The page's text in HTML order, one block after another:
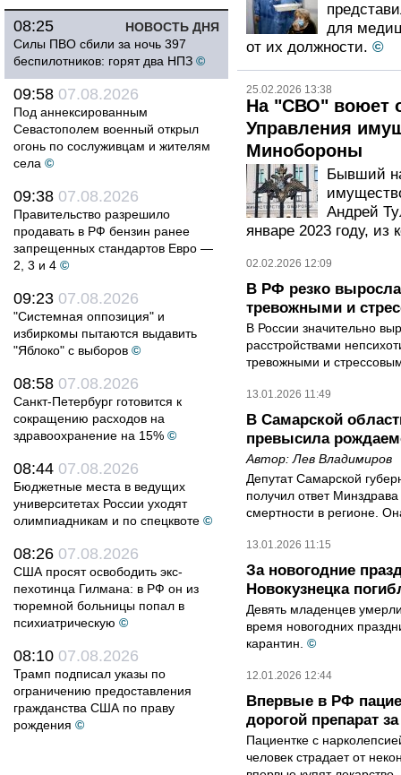
НОВОСТЬ ДНЯ
08:25
Силы ПВО сбили за ночь 397
беспилотников: горят два НПЗ ©
09:58 07.08.2026
Под аннексированным
Севастополем военный открыл
огонь по сослуживцам и жителям
села ©
09:38 07.08.2026
Правительство разрешило
продавать в РФ бензин ранее
запрещенных стандартов Евро —
2, 3 и 4 ©
09:23 07.08.2026
"Системная оппозиция" и
избиркомы пытаются выдавить
"Яблоко" с выборов ©
08:58 07.08.2026
Санкт-Петербург готовится к
сокращению расходов на
здравоохранение на 15% ©
08:44 07.08.2026
Бюджетные места в ведущих
университетах России уходят
олимпиадникам и по спецквоте ©
08:26 07.08.2026
США просят освободить экс-
пехотинца Гилмана: в РФ он из
тюремной больницы попал в
психиатрическую ©
08:10 07.08.2026
Трамп подписал указы по
ограничению предоставления
гражданства США по праву
рождения ©
для
от их должности. ©
25.02.2026 13:38
На "СВО" воюет
Управления
Минобороны
Бывший
Андрей
январе 2023 году, из
02.02.2026 12:09
В РФ резко
тревожными и
В России значительно
расстройствами
тревожными и
13.01.2026 11:49
В Самарской
превысила
Автор: Лев Владимиров
Депутат Самарской
получил ответ
смертности в регионе.
13.01.2026 11:15
За новогодние
Новокузнецка
Девять младенцев
время новогодних
карантин. ©
12.01.2026 12:44
Впервые в РФ
дорогой препарат
Пациентке с
человек страдает от